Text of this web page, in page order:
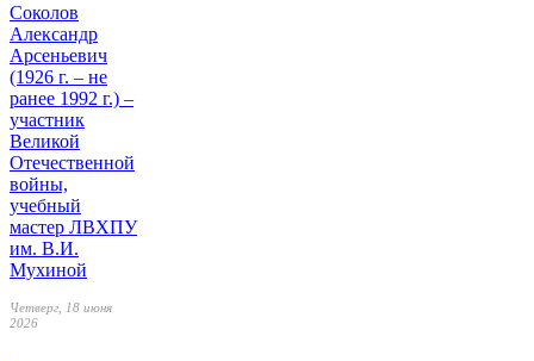
Соколов
Александр
Арсеньевич
(1926 г. – не
ранее 1992 г.) –
участник
Великой
Отечественной
войны,
учебный
мастер ЛВХПУ
им. В.И.
Мухиной
Четверг, 18 июня
2026